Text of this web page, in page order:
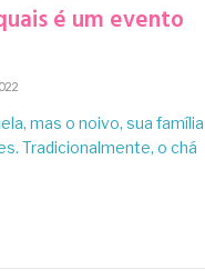
é um evento
mas o noivo, sua família
Tradicionalmente, o chá